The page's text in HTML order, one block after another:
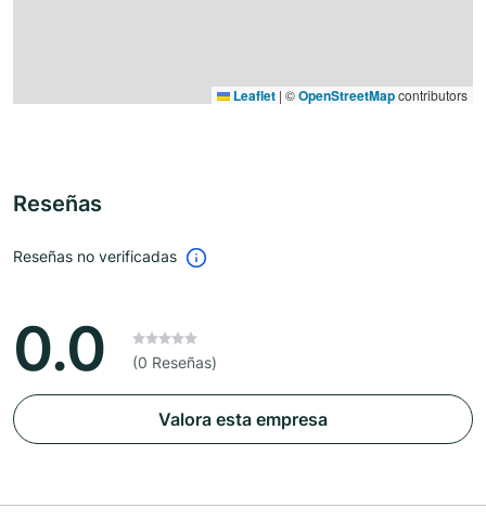
Leaflet | ©OpenStreetMapcontributors
Reseñas
Reseñas no verificadas
0.0 (0 Reseñas)
Valora esta empresa